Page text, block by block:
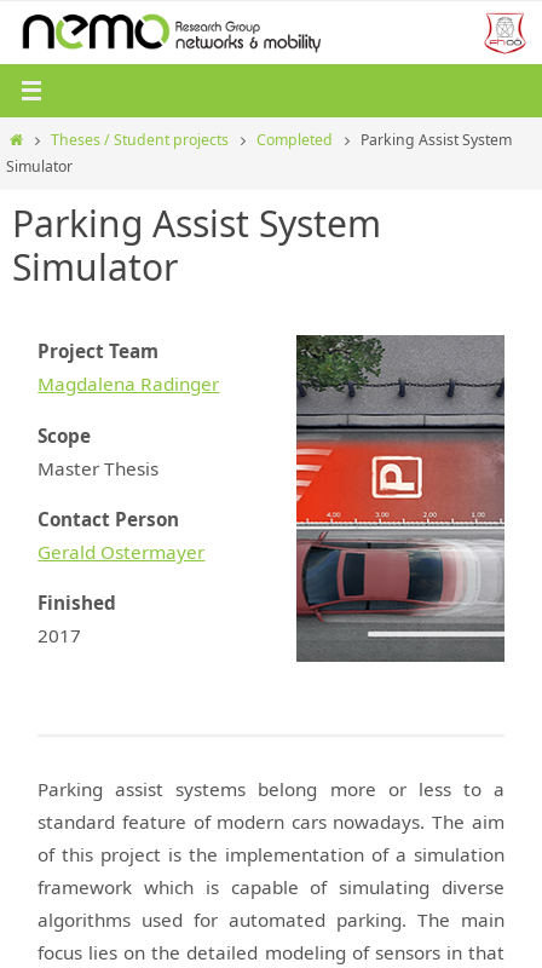
Zum
Inhalt
springen
StartTheses / Student projects Completed
Parking Assist System
Simulator
Parking Assist System
Simulator
Project Team
Magdalena Radinger
Scope
Master Thesis
Contact Person
Gerald Ostermayer
Finished
2017
Parking assist systems belong more or less to a
standard feature of modern cars nowadays. The aim
of this project is the implementation of a simulation
framework which is capable of simulating diverse
algorithms used for automated parking. The main
focus lies on the detailed modeling of sensors in that